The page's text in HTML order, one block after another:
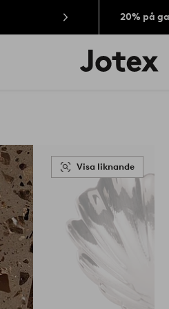
20% på
Jotex
logotyp
Visa liknande